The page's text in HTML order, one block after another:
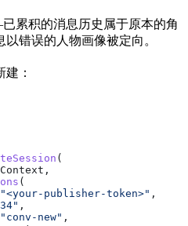
累积的消息历史属于原本的角
错误的人物画像被定向。
：
(
(
"<your-publisher-token>" ,
,
"conv-new" ,